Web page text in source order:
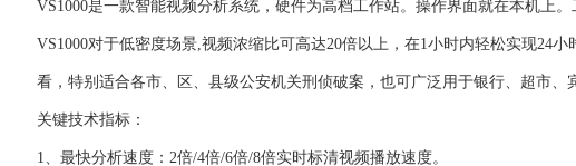
VS1000是一款智能视频分析系统，硬件为高档工作站。操作界面就在本机上
VS1000对于低密度场景,视频浓缩比可高达20倍以上，在1小时内轻松实现24
看，特别适合各市、区、县级公安机关刑侦破案，也可广泛用于银行、超市、
关键技术指标：
1、最快分析速度：2倍/4倍/6倍/8倍实时标清视频播放速度。